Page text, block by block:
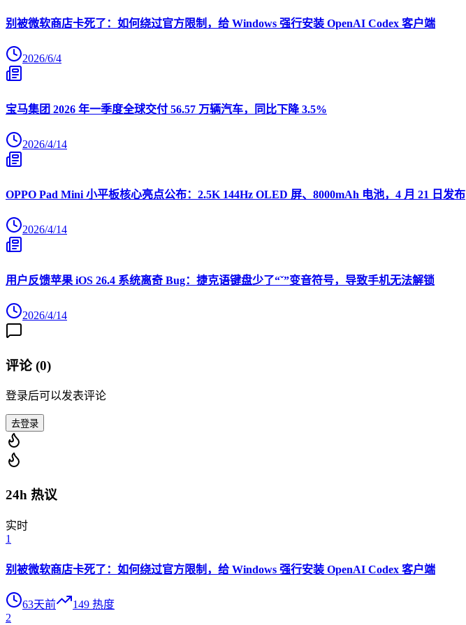
别被微软商店卡死了：如何绕过官方限制，给 Windows 强行安装 OpenAI Codex 客户端
2026/6/4
宝马集团 2026 年一季度全球交付 56.57 万辆汽车，同比下降 3.5%
2026/4/14
OPPO Pad Mini 小平板核心亮点公布：2.5K 144Hz OLED 屏、8000mAh 电池，4 月 21 日发布
2026/4/14
用户反馈苹果 iOS 26.4 系统离奇 Bug：捷克语键盘少了“ˇ”变音符号，导致手机无法解锁
2026/4/14
评论 (0)
登录后可以发表评论
去登录
24h 热议
实时
1
别被微软商店卡死了：如何绕过官方限制，给 Windows 强行安装 OpenAI Codex 客户端
63天前 149 热度
2